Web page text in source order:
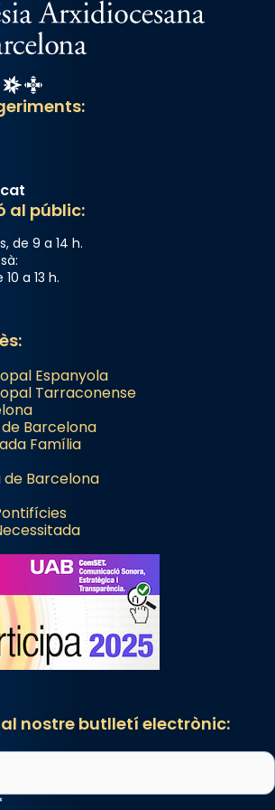
te'n llepes els dits»,
popular.
· Share
Radio Estel
Catalunya Cristiana
al públic:
de 9 a 14 h.
a 13 h.
Espanyola
Tarraconense
Barcelona
Família
Barcelona
nostre butlletí electrònic: